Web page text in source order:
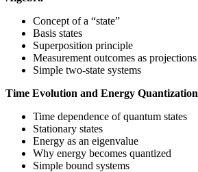
Concept of a “state”
Basis states
Superposition principle
Measurement outcomes as projections
Simple two-state systems
Time Evolution and Energy Quantization
Time dependence of quantum states
Stationary states
Energy as an eigenvalue
Why energy becomes quantized
Simple bound systems